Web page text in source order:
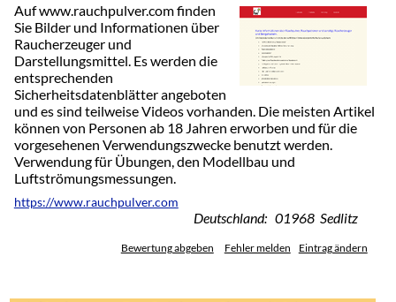
Auf www.rauchpulver.com finden
Sie Bilder und Informationen über
Raucherzeuger und
Darstellungsmittel. Es werden die
entsprechenden
Sicherheitsdatenblätter angeboten
und es sind teilweise Videos vorhanden. Die meisten Artikel
können von Personen ab 18 Jahren erworben und für die
vorgesehenen Verwendungszwecke benutzt werden.
Verwendung für Übungen, den Modellbau und
Luftströmungsmessungen.
https://www.rauchpulver.com
Deutschland: 01968 Sedlitz
Bewertung abgeben Fehler melden Eintrag ändern